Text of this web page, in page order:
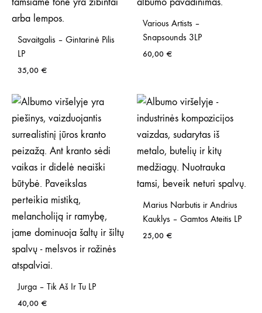
Savaitgalis – Gintarinė Pilis
LP
35,00 €
Various Artists –
Snapsounds 3LP
60,00 €
Jurga – Tik Aš Ir Tu LP
40,00 €
Marius Narbutis ir Andrius
Kauklys – Gamtos Ateitis LP
25,00 €